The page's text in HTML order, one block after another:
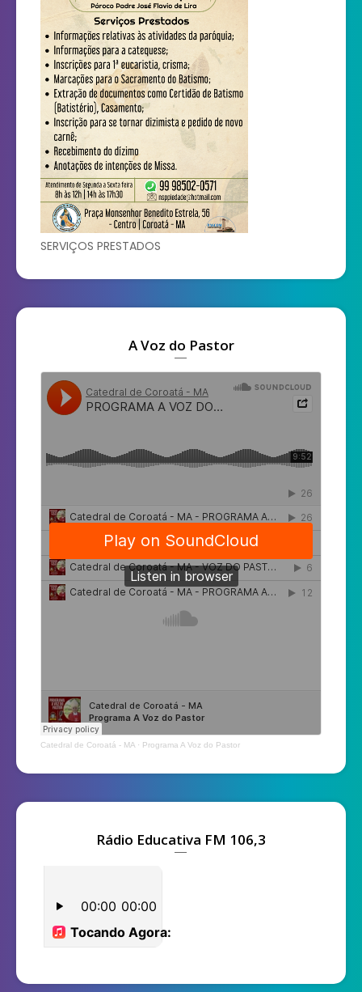
SERVIÇOS PRESTADOS
A Voz do Pastor
Catedral de Coroatá - MA · Programa A Voz do Pastor
Rádio Educativa FM 106,3